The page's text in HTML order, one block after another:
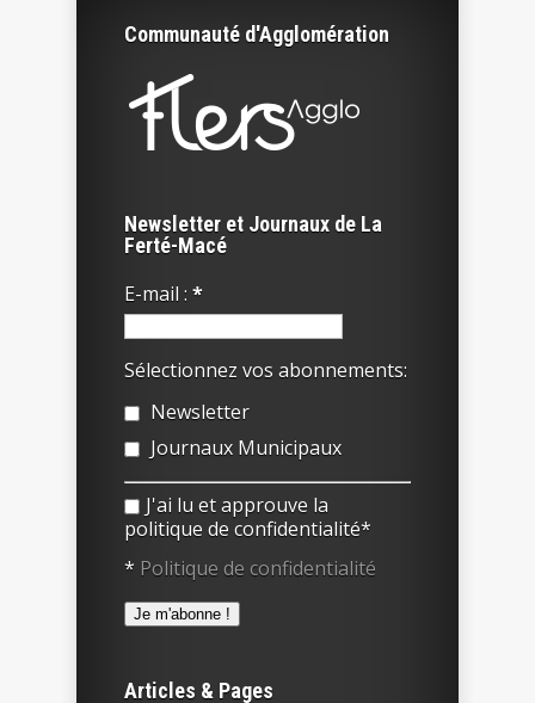
Communauté d'Agglomération
Newsletter et Journaux de La
Ferté-Macé
E-mail : *
Sélectionnez vos abonnements:
Newsletter
Journaux Municipaux
J'ai lu et approuve la
politique de confidentialité*
* Politique de confidentialité
Articles & Pages